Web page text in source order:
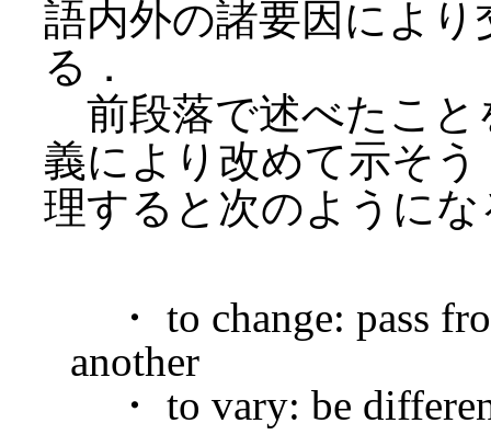
語内外の諸要因によ
る．
前段落で述べたこと
義により改めて示そう
理すると次のようにな
・ to change: pass
another
・ to vary: be